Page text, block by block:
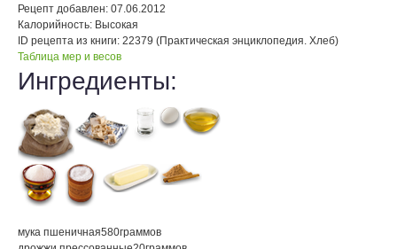
Рецепт добавлен: 07.06.2012
Калорийность: Высокая
ID рецепта из книги: 22379 (Практическая энциклопедия. Хлеб)
Таблица мер и весов
Ингредиенты:
мука пшеничная580граммов